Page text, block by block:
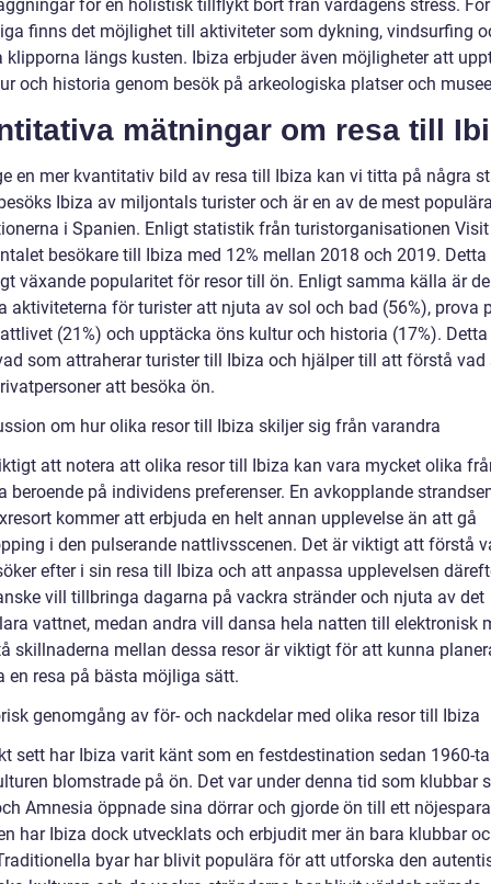
för en holistisk tillflykt bort från vardagens stress.
finns det möjlighet till aktiviteter som dykning, vindsurfing
klipporna längs kusten. Ibiza erbjuder även möjligheter att
och historia genom besök på arkeologiska platser och
mätningar om resa till
en mer kvantitativ bild av resa till Ibiza kan vi titta på några
Ibiza av miljontals turister och är en av de mest
i Spanien. Enligt statistik från turistorganisationen
besökare till Ibiza med 12% mellan 2018 och 2019.
växande popularitet för resor till ön. Enligt samma källa är
aktiviteterna för turister att njuta av sol och bad (56%), prova
(21%) och upptäcka öns kultur och historia (17%). Detta
som attraherar turister till Ibiza och hjälper till att förstå vad
att besöka ön.
om hur olika resor till Ibiza skiljer sig från varandra
att notera att olika resor till Ibiza kan vara mycket olika
beroende på individens preferenser. En avkopplande
kommer att erbjuda en helt annan upplevelse än att gå
i den pulserande nattlivsscenen. Det är viktigt att förstå
efter i sin resa till Ibiza och att anpassa upplevelsen
vill tillbringa dagarna på vackra stränder och njuta av det
vattnet, medan andra vill dansa hela natten till elektronisk
skillnaderna mellan dessa resor är viktigt för att kunna
en resa på bästa möjliga sätt.
genomgång av för- och nackdelar med olika resor till Ibiza
sett har Ibiza varit känt som en festdestination sedan 1960-
blomstrade på ön. Det var under denna tid som klubbar
Amnesia öppnade sina dörrar och gjorde ön till ett
har Ibiza dock utvecklats och erbjudit mer än bara klubbar
byar har blivit populära för att utforska den